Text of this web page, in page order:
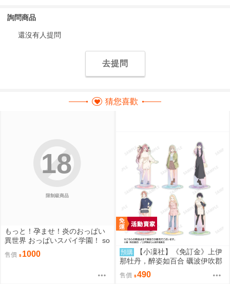
詢問商品
還沒有人提問
去提問
猜您喜歡
限制級商品
18
もっと！孕ませ！炎のおっぱい
異世界 おっぱいスパイ学園！ so
fmap特典 B2掛軸
售價 1000 預購
【小凜社】《免訂金》上伊
那牡丹，醉姿如百合 礪波伊吹郡
上奏北杜八重花遊佐茜張景嵐 極
光壓克力立牌
售價 490